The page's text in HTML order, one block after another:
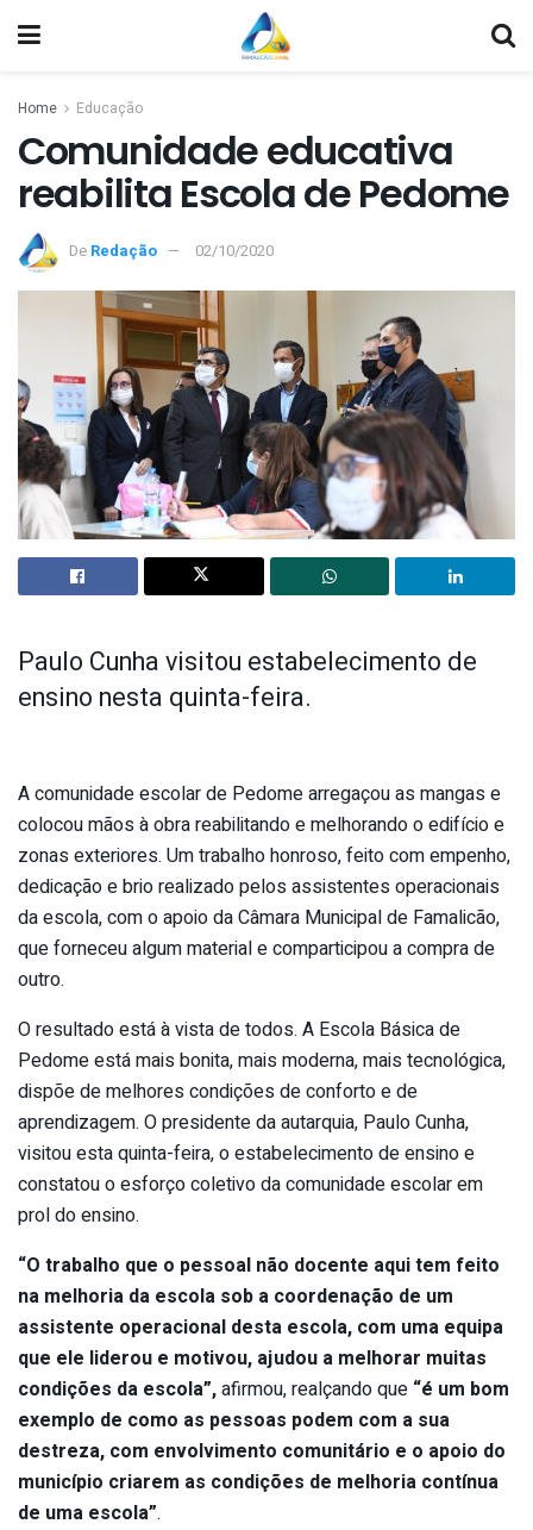
Home Educação
Comunidade educativa
reabilita Escola de Pedome
De Redação 02/10/2020
Paulo Cunha visitou estabelecimento de
ensino nesta quinta-feira.
A comunidade escolar de Pedome arregaçou as mangas e
colocou mãos à obra reabilitando e melhorando o edifício e
zonas exteriores. Um trabalho honroso, feito com empenho,
dedicação e brio realizado pelos assistentes operacionais
da escola, com o apoio da Câmara Municipal de Famalicão,
que forneceu algum material e comparticipou a compra de
outro.
O resultado está à vista de todos. A Escola Básica de
Pedome está mais bonita, mais moderna, mais tecnológica,
dispõe de melhores condições de conforto e de
aprendizagem. O presidente da autarquia, Paulo Cunha,
visitou esta quinta-feira, o estabelecimento de ensino e
constatou o esforço coletivo da comunidade escolar em
prol do ensino.
“O trabalho que o pessoal não docente aqui tem feito
na melhoria da escola sob a coordenação de um
assistente operacional desta escola, com uma equipa
que ele liderou e motivou, ajudou a melhorar muitas
condições da escola”,afirmou, realçando que “é um bom
exemplo de como as pessoas podem com a sua
destreza, com envolvimento comunitário e o apoio do
município criarem as condições de melhoria contínua
de uma escola”.